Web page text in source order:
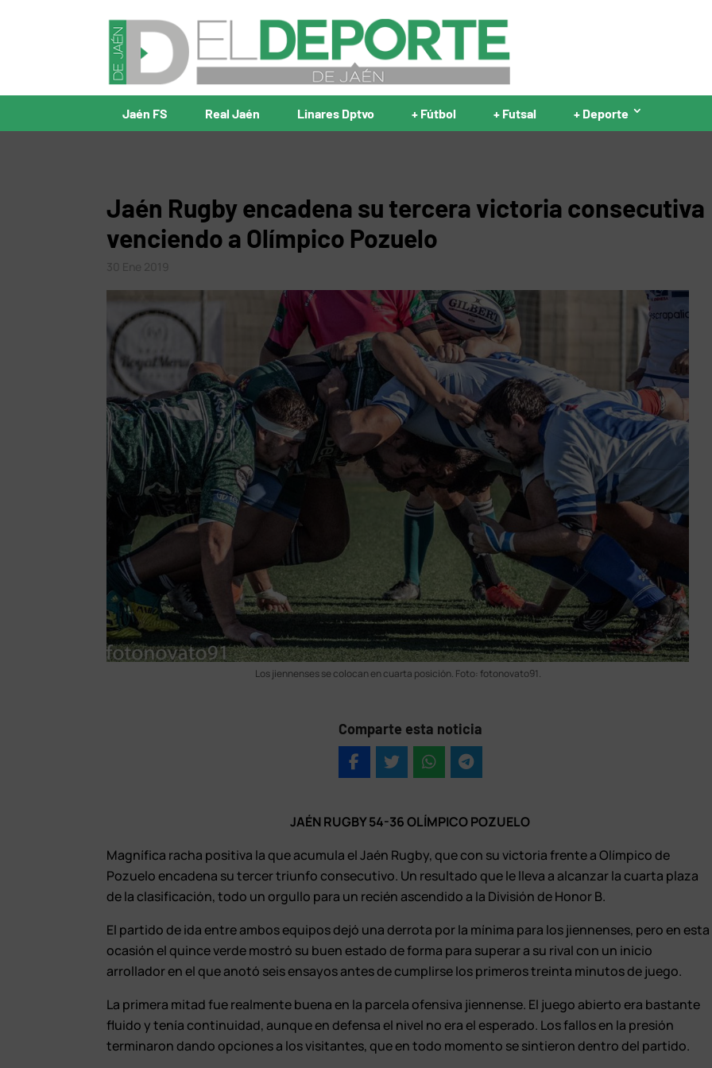
Jaén FS Real Jaén Linares Dptvo + Fútbol + Futsal + Deporte
Jaén Rugby encadena su tercera victoria consecutiva
venciendo a Olímpico Pozuelo
Los jiennenses se colocan en cuarta posición. Foto: fotonovato91.
Comparte esta noticia
JAÉN RUGBY 54-36 OLÍMPICO POZUELO
Magnífica racha positiva la que acumula el Jaén Rugby, que con su victoria frente a Olímpico de
Pozuelo encadena su tercer triunfo consecutivo. Un resultado que le lleva a alcanzar la cuarta plaza
de la clasificación, todo un orgullo para un recién ascendido a la División de Honor B.
El partido de ida entre ambos equipos dejó una derrota por la mínima para los jiennenses, pero en esta
ocasión el quince verde mostró su buen estado de forma para superar a su rival con un inicio
arrollador en el que anotó seis ensayos antes de cumplirse los primeros treinta minutos de juego.
La primera mitad fue realmente buena en la parcela ofensiva jiennense. El juego abierto era bastante
fluido y tenía continuidad, aunque en defensa el nivel no era el esperado. Los fallos en la presión
terminaron dando opciones a los visitantes, que en todo momento se sintieron dentro del partido.